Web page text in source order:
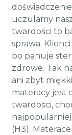
uczulamy
twardości to
sprawa.
bo panuje
zdrowe. Tak
ani zbyt
materacy jest
twardości,
(H3).